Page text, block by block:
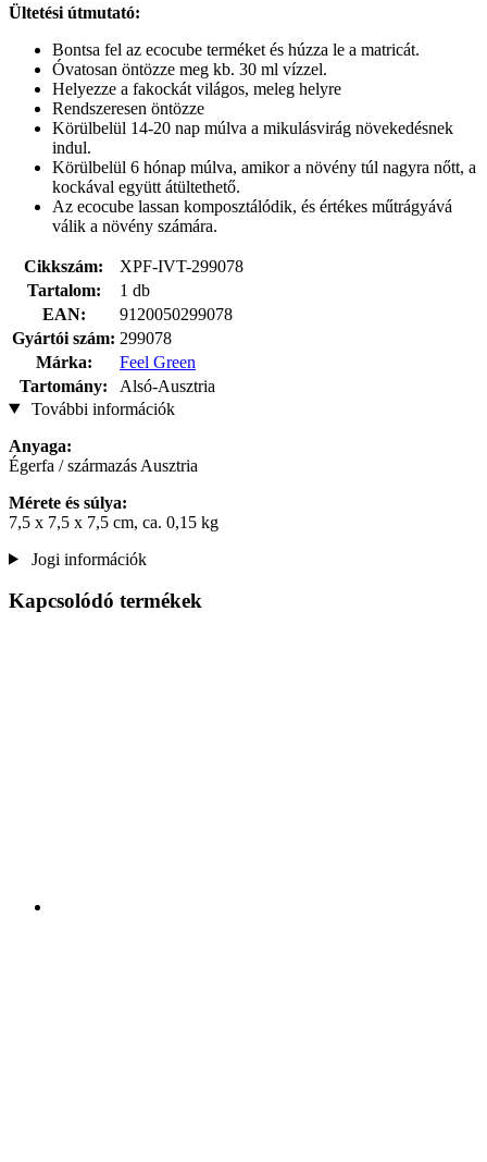
Ültetési útmutató:
Bontsa fel az ecocube terméket és húzza le a matricát.
Óvatosan öntözze meg kb. 30 ml vízzel.
Helyezze a fakockát világos, meleg helyre
Rendszeresen öntözze
Körülbelül 14-20 nap múlva a mikulásvirág növekedésnek
indul.
Körülbelül 6 hónap múlva, amikor a növény túl nagyra nőtt, a
kockával együtt átültethető.
Az ecocube lassan komposztálódik, és értékes műtrágyává
válik a növény számára.
Cikkszám:
XPF-IVT-299078
Tartalom:
1 db
EAN:
9120050299078
Gyártói szám: 299078
Márka:
Feel Green
Tartomány:
Alsó-Ausztria
További információk
Anyaga:
Égerfa / származás Ausztria
Mérete és súlya:
7,5 x 7,5 x 7,5 cm, ca. 0,15 kg
Jogi információk
Kapcsolódó termékek